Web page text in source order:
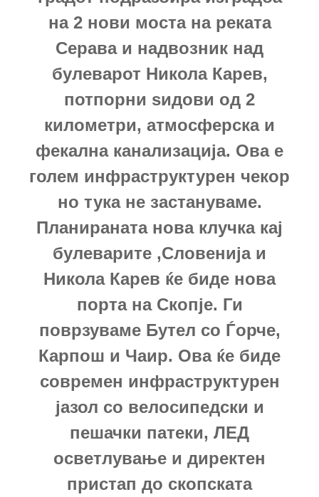
на 2 нови моста на реката
Серава и надвозник над
булеварот Никола Карев,
потпорни ѕидови од 2
километри, атмосферска и
фекална канализација. Ова е
голем инфраструктурен чекор
но тука не застануваме.
Планираната нова клучка кај
булеварите ,Словенија и
Никола Карев ќе биде нова
порта на Скопје. Ги
поврзуваме Бутел со Ѓорче,
Карпош и Чаир. Ова ќе биде
современ инфраструктурен
јазол со велосипедски и
пешачки патеки, ЛЕД
осветлување и директен
пристап до скопската